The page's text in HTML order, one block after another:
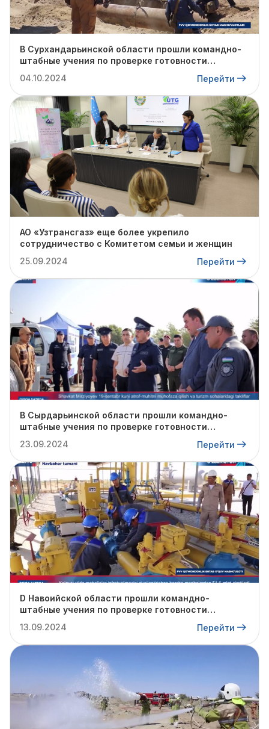
В Сурхандарьинской области прошли командно-
штабные учения по проверке готовности
отопительному сезону.
04.10.2024 Перейти
АО «Узтрансгаз» еще более укрепило
сотрудничество с Комитетом семьи и женщин
25.09.2024
Перейти
В Сырдарьинской области прошли командно-
штабные учения по проверке готовности
отопительному сезону.
23.09.2024 Перейти
D Навоийской области прошли командно-
штабные учения по проверке готовности
отопительному сезону.
13.09.2024 Перейти